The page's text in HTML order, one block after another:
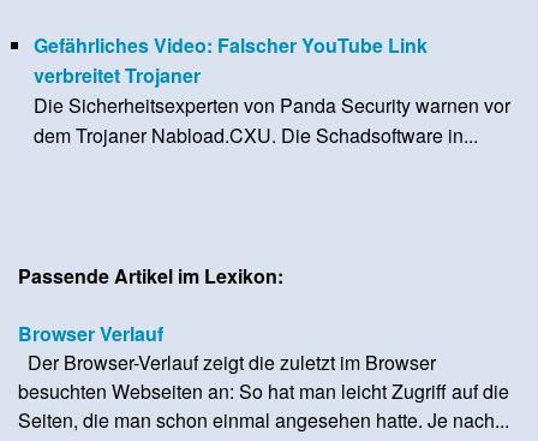
Gefährliches Video: Falscher YouTube Link
verbreitet Trojaner
Die Sicherheitsexperten von Panda Security warnen vor
dem Trojaner Nabload.CXU. Die Schadsoftware in...
Passende Artikel im Lexikon:
Browser Verlauf
Der Browser-Verlauf zeigt die zuletzt im Browser
besuchten Webseiten an: So hat man leicht Zugriff auf die
Seiten, die man schon einmal angesehen hatte. Je nach...